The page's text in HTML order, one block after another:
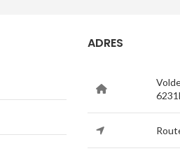
ADRES